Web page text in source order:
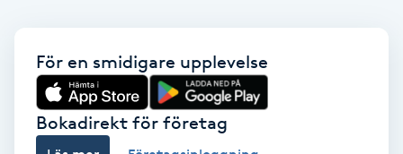
Klangmassage
Klippning
För en smidigare upplevelse
Bokadirekt för företag